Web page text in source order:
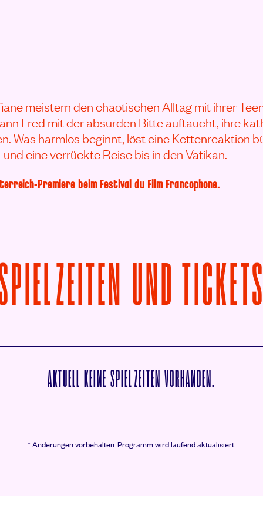
meistern den chaotischen Alltag mit ihrer
Fred mit der absurden Bitte auftaucht, ihre
Was harmlos beginnt, löst eine Kettenreaktion
eine verrückte Reise bis in den Vatikan.
Premiere beim Festival du Film Francophone.
UND TICKETS
AKTUELL KEINE SPIELZEITEN VORHANDEN.
* Änderungen vorbehalten.Programm wird laufend aktualisiert.